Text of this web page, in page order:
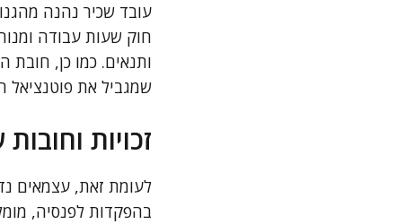
עובד שכיר נהנה
חוק שעות עבודה
ותנאים. כמו כן,
שמגביל את פוטנציאל
זכויות
לעומת זאת, עצמאים
בהפקדות לפנסיה,